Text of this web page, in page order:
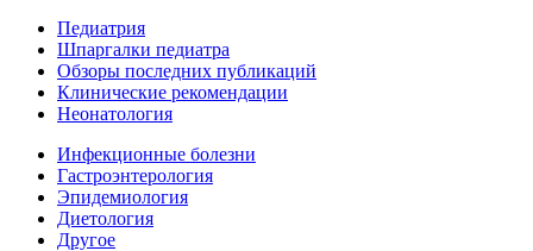
Педиатрия
Шпаргалки педиатра
Обзоры последних публикаций
Клинические рекомендации
Неонатология
Инфекционные болезни
Гастроэнтерология
Эпидемиология
Диетология
Другое